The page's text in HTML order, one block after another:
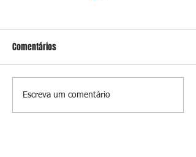
Comentários
Escreva um comentário